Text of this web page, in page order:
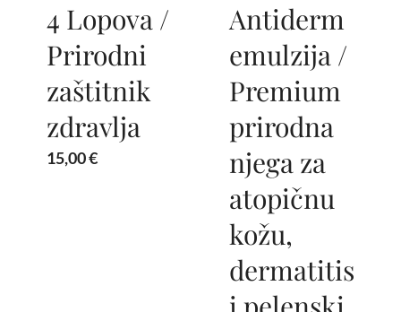
4 Lopova /
Prirodni
zaštitnik
zdravlja
15,00€
Antiderm
emulzija /
Premium
prirodna
njega za
atopičnu
kožu,
dermatitis